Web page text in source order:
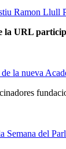
Ramon Llull
URL
la nueva
Semana del